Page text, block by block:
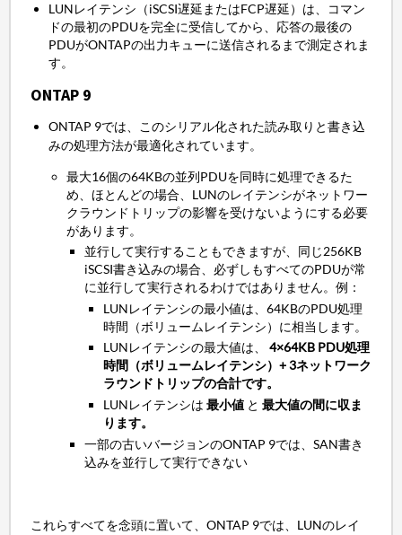
LUNレイテンシ（iSCSI遅延またはFCP遅延）は、コマン
ドの最初のPDUを完全に受信してから、応答の最後の
PDUがONTAPの出力キューに送信されるまで測定されま
す。
ONTAP 9
ONTAP 9では、このシリアル化された読み取りと書き込
みの処理方法が最適化されています。
最大16個の64KBの並列PDUを同時に処理できるた
め、ほとんどの場合、LUNのレイテンシがネットワー
クラウンドトリップの影響を受けないようにする必要
があります。
並行して実行することもできますが、同じ256KB
iSCSI書き込みの場合、必ずしもすべてのPDUが常
に並行して実行されるわけではありません。例：
LUNレイテンシの最小値は、64KBのPDU処理
時間（ボリュームレイテンシ）に相当します。
LUNレイテンシの最大値は、 4×64KB PDU処理
時間（ボリュームレイテンシ）+ 3ネットワーク
ラウンドトリップの合計です。
LUNレイテンシは 最小値と 最大値の間に収ま
ります。
一部の古いバージョンのONTAP 9では、SAN書き
込みを並行して実行できない
これらすべてを念頭に置いて、ONTAP 9では、LUNのレイ